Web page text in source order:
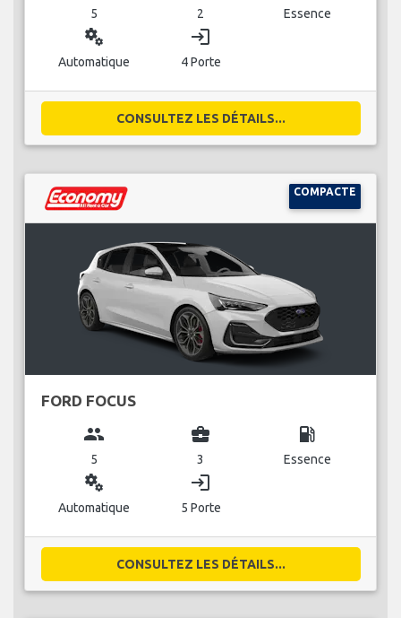
5 2 Essence
miscellaneous_services
Automatique
login
4 Porte
CONSULTEZ LES DÉTAILS...
COMPACTE
FORD FOCUS
group
5
business_center
3
local_gas_station
Essence
miscellaneous_services
Automatique
login
5 Porte
CONSULTEZ LES DÉTAILS...